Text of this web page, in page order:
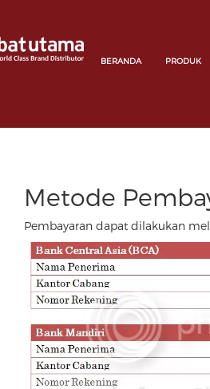
BERANDA PRODUK
Metode
Pembayaran dapat dilakukan